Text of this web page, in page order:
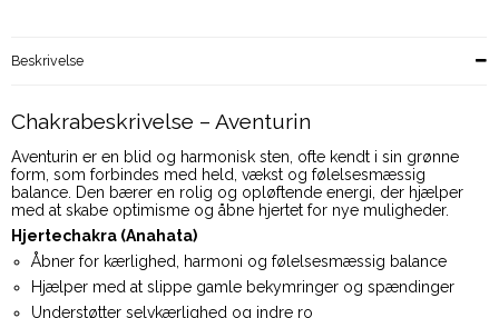
Beskrivelse
Chakrabeskrivelse – Aventurin
Aventurin er en blid og harmonisk sten, ofte kendt i sin grønne
form, som forbindes med held, vækst og følelsesmæssig
balance. Den bærer en rolig og opløftende energi, der hjælper
med at skabe optimisme og åbne hjertet for nye muligheder.
Hjertechakra (Anahata)
Åbner for kærlighed, harmoni og følelsesmæssig balance
Hjælper med at slippe gamle bekymringer og spændinger
Understøtter selvkærlighed og indre ro